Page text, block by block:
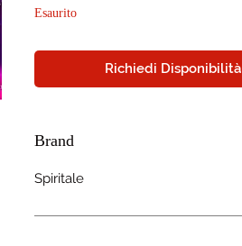
Esaurito
Richiedi Disponibilità
Brand
Spiritale